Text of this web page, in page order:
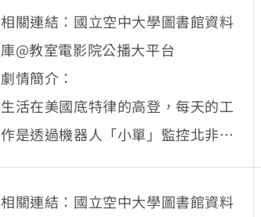
內、瑪莉、修特斯卡、記憶邦達、穆
罕默德和溫妮等人發掘了這世界的美
好。他們都致力於一個比他們更偉大
的信念，在這個分崩離析的世界，這
群年輕人身體力行，向世界訴說生命
的意義及活著的目的。 (片長約97分)
度，以及教育品質，而且似乎沒有學
生有辦法扭轉這個局面，直到有天羅
貝托決定要改變情況。身為院長兒子
而且權利極高的他，製作了一款革命
性的APP...... (片長約92分)
相關連結：國立空中大學圖書館資料
庫@教室電影院公播大平台
劇情簡介：
生活在美國底特律的高登，每天的工
作是透過機器人「小單」監控北非油
田的動靜。不料有天女友斷然分手，
相關連結：國立空中大學圖書館資料